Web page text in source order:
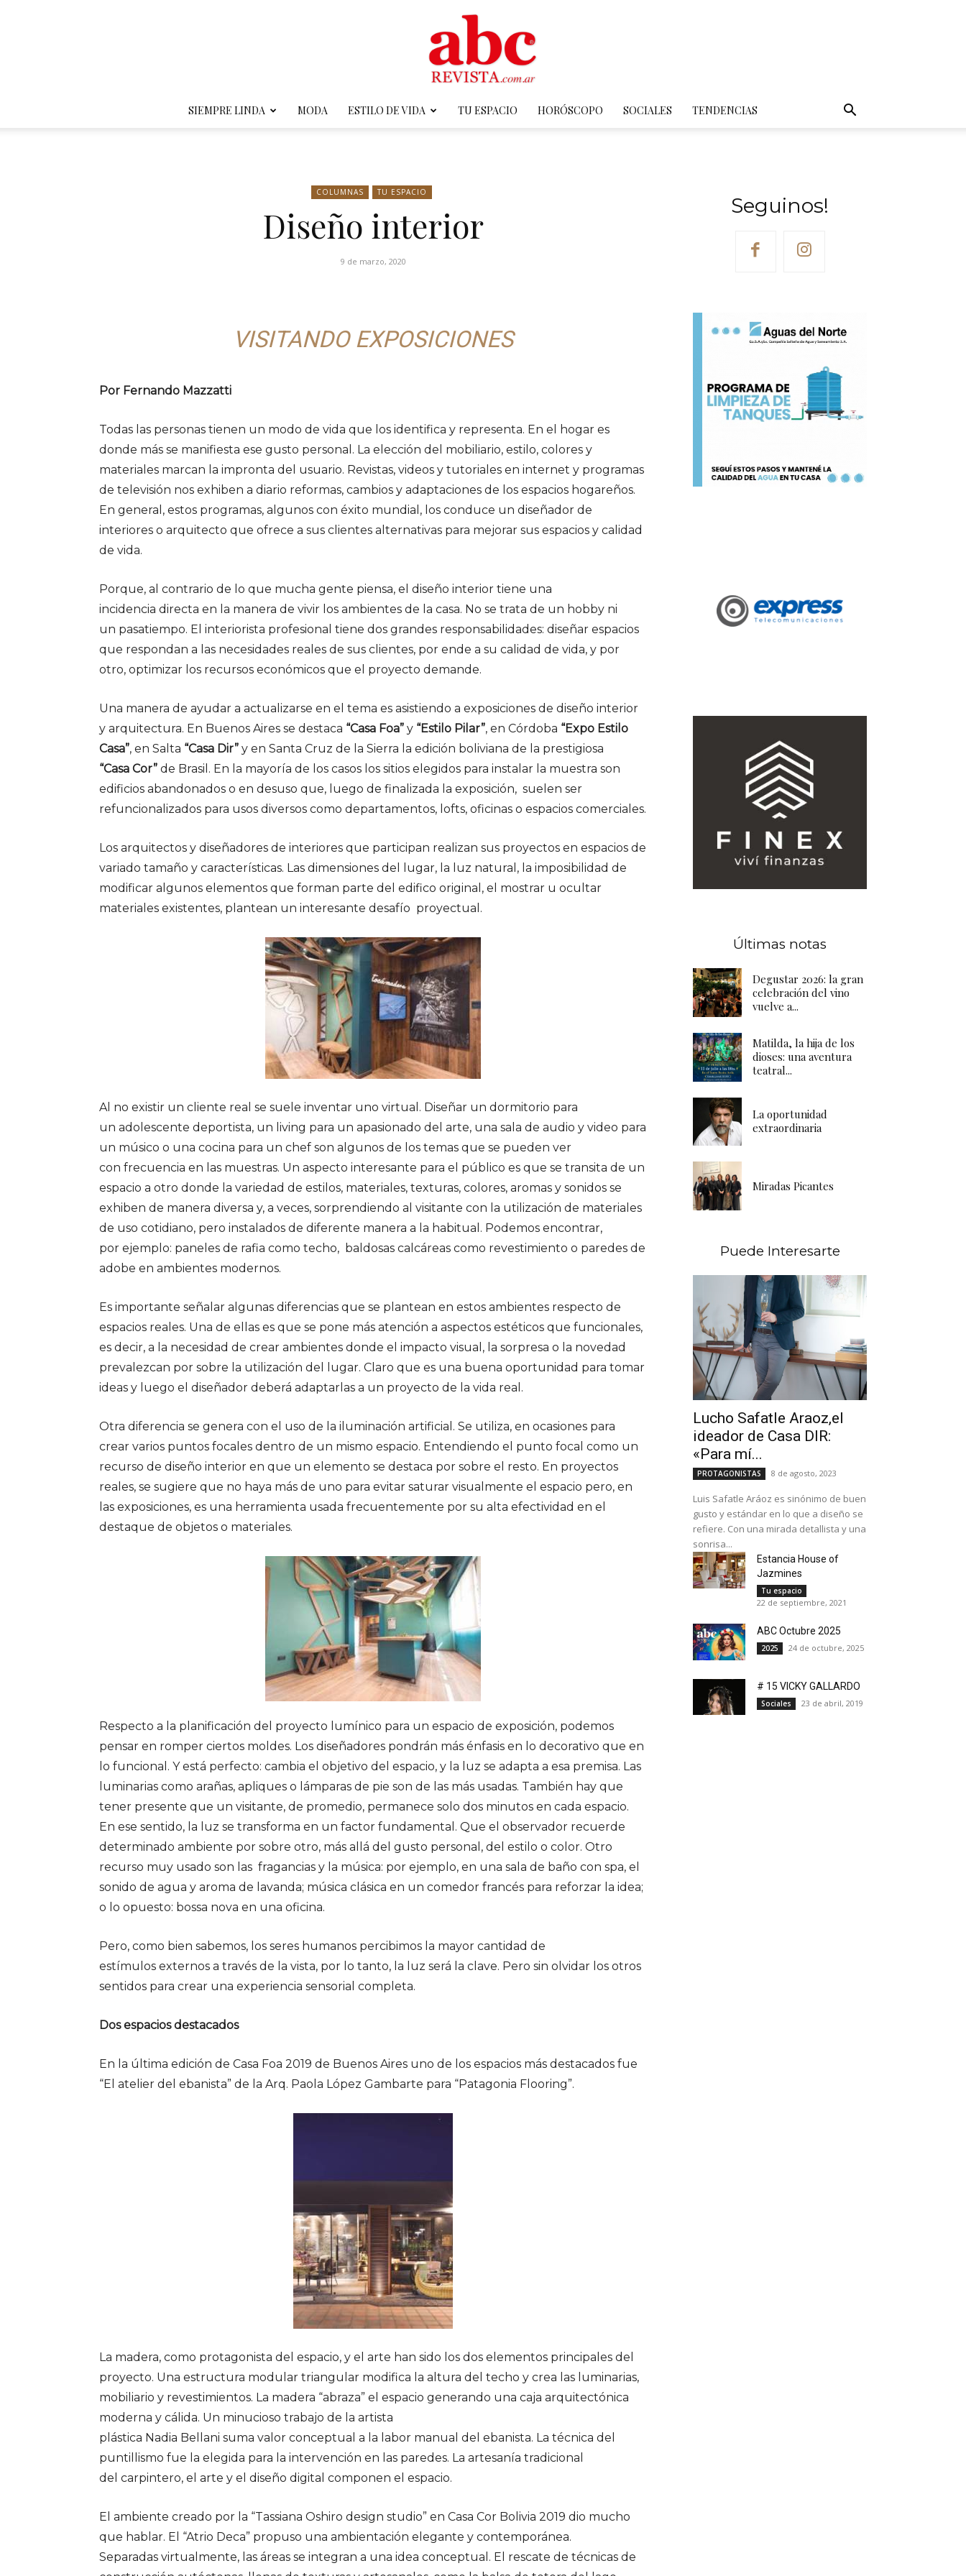
Revista
SIEMPRE LINDA MODA ESTILO DE VIDA TU ESPACIO HORÓSCOPO SOCIALES TENDENCIAS
COLUMNAS TU ESPACIO
Diseño interior
9 de marzo, 2020
VISITANDO EXPOSICIONES
Por Fernando Mazzatti
Todas las personas tienen un modo de vida que los identifica y representa. En el hogar es
donde más se manifiesta ese gusto personal. La elección del mobiliario, estilo, colores y
materiales marcan la impronta del usuario. Revistas, videos y tutoriales en internet y programas
de televisión nos exhiben a diario reformas, cambios y adaptaciones de los espacios hogareños.
En general, estos programas, algunos con éxito mundial, los conduce un diseñador de
interiores o arquitecto que ofrece a sus clientes alternativas para mejorar sus espacios y calidad
de vida.
Porque, al contrario de lo que mucha gente piensa, el diseño interior tiene una
incidencia directa en la manera de vivir los ambientes de la casa. No se trata de un hobby ni
un pasatiempo. El interiorista profesional tiene dos grandes responsabilidades: diseñar espacios
que respondan a las necesidades reales de sus clientes, por ende a su calidad de vida, y por
otro, optimizar los recursos económicos que el proyecto demande.
Una manera de ayudar a actualizarse en el tema es asistiendo a exposiciones de diseño interior
y arquitectura. En Buenos Aires se destaca “Casa Foa” y “Estilo Pilar”, en Córdoba “Expo Estilo
Casa”, en Salta “Casa Dir” y en Santa Cruz de la Sierra la edición boliviana de la prestigiosa
“Casa Cor” de Brasil. En la mayoría de los casos los sitios elegidos para instalar la muestra son
edificios abandonados o en desuso que, luego de finalizada la exposición, suelen ser
refuncionalizados para usos diversos como departamentos, lofts, oficinas o espacios comerciales.
Los arquitectos y diseñadores de interiores que participan realizan sus proyectos en espacios de
variado tamaño y características. Las dimensiones del lugar, la luz natural, la imposibilidad de
modificar algunos elementos que forman parte del edifico original, el mostrar u ocultar
materiales existentes, plantean un interesante desafío proyectual.
Al no existir un cliente real se suele inventar uno virtual. Diseñar un dormitorio para
un adolescente deportista, un living para un apasionado del arte, una sala de audio y video para
un músico o una cocina para un chef son algunos de los temas que se pueden ver
con frecuencia en las muestras. Un aspecto interesante para el público es que se transita de un
espacio a otro donde la variedad de estilos, materiales, texturas, colores, aromas y sonidos se
exhiben de manera diversa y, a veces, sorprendiendo al visitante con la utilización de materiales
de uso cotidiano, pero instalados de diferente manera a la habitual. Podemos encontrar,
por ejemplo: paneles de rafia como techo, baldosas calcáreas como revestimiento o paredes de
adobe en ambientes modernos.
Es importante señalar algunas diferencias que se plantean en estos ambientes respecto de
espacios reales. Una de ellas es que se pone más atención a aspectos estéticos que funcionales,
es decir, a la necesidad de crear ambientes donde el impacto visual, la sorpresa o la novedad
prevalezcan por sobre la utilización del lugar. Claro que es una buena oportunidad para tomar
ideas y luego el diseñador deberá adaptarlas a un proyecto de la vida real.
Otra diferencia se genera con el uso de la iluminación artificial. Se utiliza, en ocasiones para
crear varios puntos focales dentro de un mismo espacio. Entendiendo el punto focal como un
recurso de diseño interior en que un elemento se destaca por sobre el resto. En proyectos
reales, se sugiere que no haya más de uno para evitar saturar visualmente el espacio pero, en
las exposiciones, es una herramienta usada frecuentemente por su alta efectividad en el
destaque de objetos o materiales.
Respecto a la planificación del proyecto lumínico para un espacio de exposición, podemos
pensar en romper ciertos moldes. Los diseñadores pondrán más énfasis en lo decorativo que en
lo funcional. Y está perfecto: cambia el objetivo del espacio, y la luz se adapta a esa premisa. Las
luminarias como arañas, apliques o lámparas de pie son de las más usadas. También hay que
tener presente que un visitante, de promedio, permanece solo dos minutos en cada espacio.
En ese sentido, la luz se transforma en un factor fundamental. Que el observador recuerde
determinado ambiente por sobre otro, más allá del gusto personal, del estilo o color. Otro
recurso muy usado son las fragancias y la música: por ejemplo, en una sala de baño con spa, el
sonido de agua y aroma de lavanda; música clásica en un comedor francés para reforzar la idea;
o lo opuesto: bossa nova en una oficina.
Pero, como bien sabemos, los seres humanos percibimos la mayor cantidad de
estímulos externos a través de la vista, por lo tanto, la luz será la clave. Pero sin olvidar los otros
sentidos para crear una experiencia sensorial completa.
Dos espacios destacados
En la última edición de Casa Foa 2019 de Buenos Aires uno de los espacios más destacados fue
“El atelier del ebanista” de la Arq. Paola López Gambarte para “Patagonia Flooring”.
La madera, como protagonista del espacio, y el arte han sido los dos elementos principales del
proyecto. Una estructura modular triangular modifica la altura del techo y crea las luminarias,
mobiliario y revestimientos. La madera “abraza” el espacio generando una caja arquitectónica
moderna y cálida. Un minucioso trabajo de la artista
plástica Nadia Bellani suma valor conceptual a la labor manual del ebanista. La técnica del
puntillismo fue la elegida para la intervención en las paredes. La artesanía tradicional
del carpintero, el arte y el diseño digital componen el espacio.
El ambiente creado por la “Tassiana Oshiro design studio” en Casa Cor Bolivia 2019 dio mucho
que hablar. El “Atrio Deca” propuso una ambientación elegante y contemporánea.
Separadas virtualmente, las áreas se integran a una idea conceptual. El rescate de técnicas de
Seguinos!
Últimas notas
Degustar 2026: la gran
celebración del vino
vuelve a...
Matilda, la hija de los
dioses: una aventura
teatral...
La oportunidad
extraordinaria
Miradas Picantes
Puede Interesarte
Lucho Safatle Araoz,el
ideador de Casa DIR:
«Para mí...
PROTAGONISTAS 8 de agosto, 2023
Luis Safatle Aráoz es sinónimo de buen
gusto y estándar en lo que a diseño se
refiere. Con una mirada detallista y una
sonrisa...
Estancia House of
Jazmines
Tu espacio
22 de septiembre, 2021
ABC Octubre 2025
2025 24 de octubre, 2025
# 15 VICKY GALLARDO
Sociales 23 de abril, 2019